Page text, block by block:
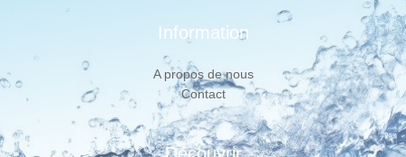
Information
A propos de nous
Contact